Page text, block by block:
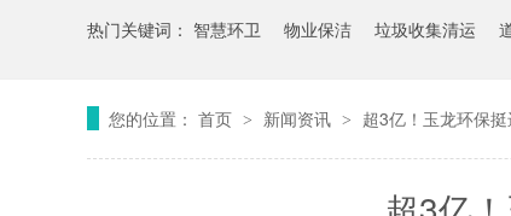
热门关键词： 智慧环卫 物业保洁 垃圾收集清运
您的位置： 首页 > 新闻资讯 > 超3亿！玉龙环保